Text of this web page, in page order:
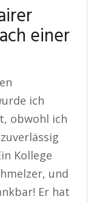
einer
ich
obwohl ich
Kollege
und
Er hat